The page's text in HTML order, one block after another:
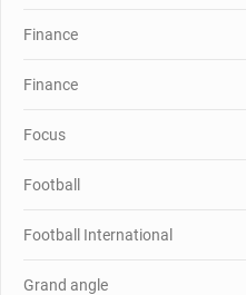
Finance
Finance
Focus
Football
Football International
Grand angle